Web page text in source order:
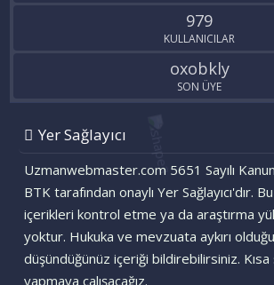
979
KULLANICILAR
oxobkly
SON ÜYE
Yer Sağlayıcı
Uzmanwebmaster.com 5651 Sayılı
BTK tarafından onaylı Yer Sağlayıcı'dır.
içerikleri kontrol etme ya da araştırma
yoktur. Hukuka ve mevzuata aykırı
düşündüğünüz içeriği bildirebilirsiniz.
yapmaya çalışacağız.